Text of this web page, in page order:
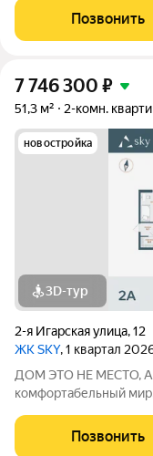
комфортом
тщательно
Позвонить
7 746 300 ₽
51,3 м² 2-комн.
новостройка
3D-тур
2-я Игарская улица,12
ЖК SKY, 1 квартал
ДОМ ЭТО НЕ МЕСТО, А ОЩУЩЕНИЕ. SKY многогранный и
комфортабельный
комфортом
тщательно
Позвонить